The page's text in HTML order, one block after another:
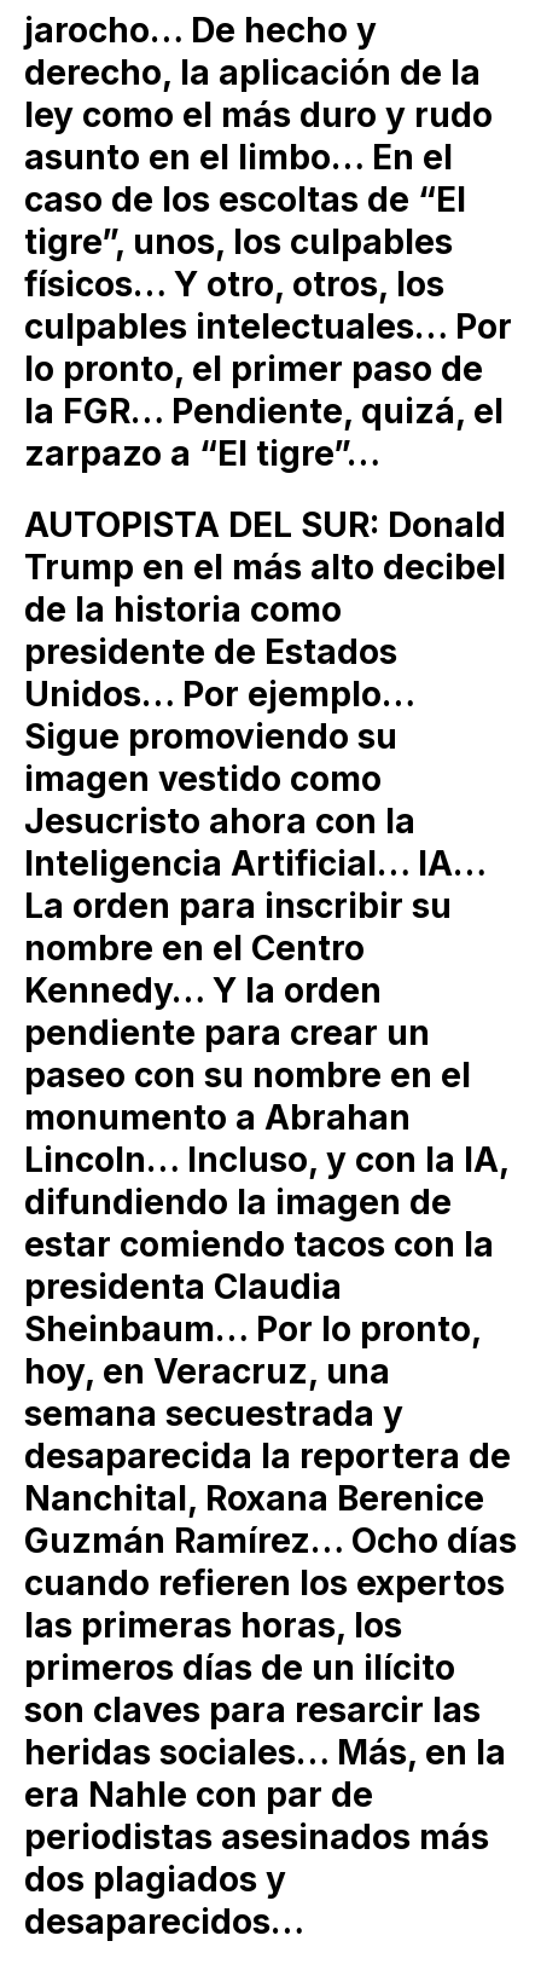
jarocho… De hecho y
derecho, la aplicación de la
ley como el más duro y rudo
asunto en el limbo… En el
caso de los escoltas de “El
tigre”, unos, los culpables
físicos… Y otro, otros, los
culpables intelectuales… Por
lo pronto, el primer paso de
la FGR… Pendiente, quizá, el
zarpazo a “El tigre”…
AUTOPISTA DEL SUR: Donald
Trump en el más alto decibel
de la historia como
presidente de Estados
Unidos… Por ejemplo…
Sigue promoviendo su
imagen vestido como
Jesucristo ahora con la
Inteligencia Artificial… IA…
La orden para inscribir su
nombre en el Centro
Kennedy… Y la orden
pendiente para crear un
paseo con su nombre en el
monumento a Abrahan
Lincoln… Incluso, y con la IA,
difundiendo la imagen de
estar comiendo tacos con la
presidenta Claudia
Sheinbaum… Por lo pronto,
hoy, en Veracruz, una
semana secuestrada y
desaparecida la reportera de
Nanchital, Roxana Berenice
Guzmán Ramírez… Ocho días
cuando refieren los expertos
las primeras horas, los
primeros días de un ilícito
son claves para resarcir las
heridas sociales… Más, en la
era Nahle con par de
periodistas asesinados más
dos plagiados y
desaparecidos…